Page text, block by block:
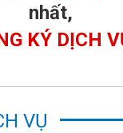
nhất,
KÝ DỊCH
VỤ